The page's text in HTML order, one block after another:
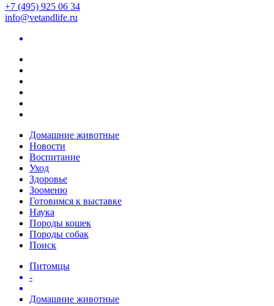
+7 (495) 925 06 34
info@vetandlife.ru
Домашние животные
Новости
Воспитание
Уход
Здоровье
Зооменю
Готовимся к выставке
Наука
Породы кошек
Породы собак
Поиск
Питомцы
-
Домашние животные